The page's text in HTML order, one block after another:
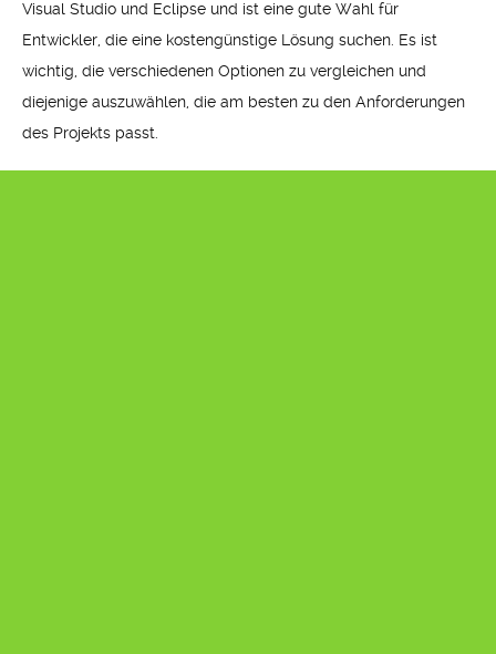
Visual Studio und Eclipse und ist eine gute Wahl für
Entwickler, die eine kostengünstige Lösung suchen. Es ist
wichtig, die verschiedenen Optionen zu vergleichen und
diejenige auszuwählen, die am besten zu den Anforderungen
des Projekts passt.